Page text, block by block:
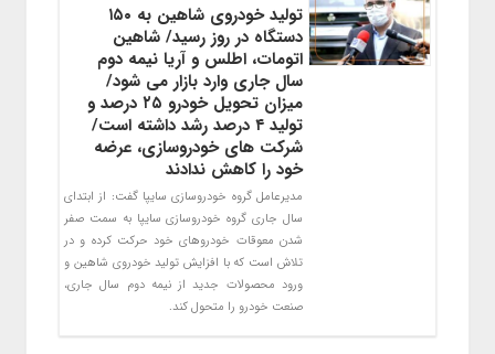
تولید خودروی شاهین به ۱۵۰
دستگاه در روز رسید/ شاهین
اتومات، اطلس و آریا نیمه دوم
سال جاری وارد بازار می شود/
میزان تحویل خودرو ۲۵ درصد و
تولید ۴ درصد رشد داشته است/
شرکت های خودروسازی، عرضه
خود را کاهش ندادند
مديرعامل گروه خودروسازي سايپا گفت: از ابتداي
سال جاري گروه خودروسازي سايپا به سمت صفر
شدن معوقات خودروهاي خود حركت كرده و در
تلاش است كه با افزايش توليد خودروي شاهين و
ورود محصولات جديد از نيمه دوم سال جاري،
صنعت خودرو را متحول كند.